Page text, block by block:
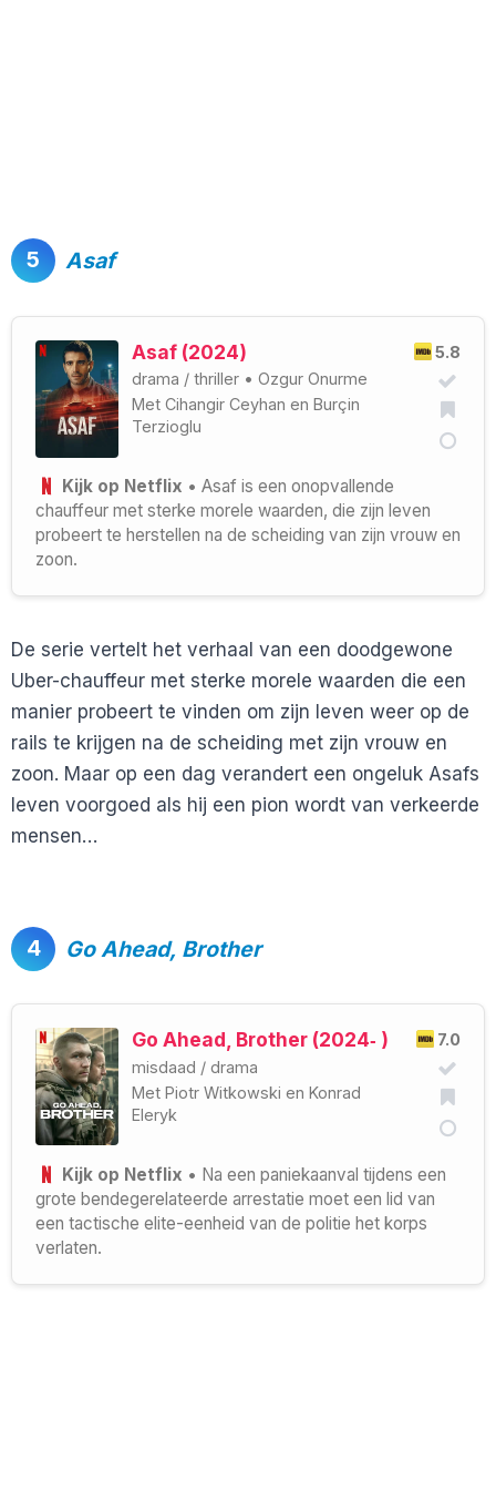
5 Asaf
5.8
Asaf (2024)
drama / thriller • Ozgur Onurme
Met Cihangir Ceyhan en Burçin
Terzioglu
Kijk op Netflix • Asaf is een onopvallende
chauffeur met sterke morele waarden, die zijn leven
probeert te herstellen na de scheiding van zijn vrouw en
zoon.
De serie vertelt het verhaal van een doodgewone
Uber-chauffeur met sterke morele waarden die een
manier probeert te vinden om zijn leven weer op de
rails te krijgen na de scheiding met zijn vrouw en
zoon. Maar op een dag verandert een ongeluk Asafs
leven voorgoed als hij een pion wordt van verkeerde
mensen…
4 Go Ahead, Brother
7.0
Go Ahead, Brother (2024‑ )
misdaad / drama
Met Piotr Witkowski en Konrad
Eleryk
Kijk op Netflix • Na een paniekaanval tijdens een
grote bendegerelateerde arrestatie moet een lid van
een tactische elite-eenheid van de politie het korps
verlaten.